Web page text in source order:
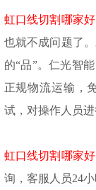
虹口线切割哪家好
也就不成问题了
的“品”。仁光智
正规物流运输，
试，对操作人员进
虹口线切割哪家好
询，客服人员24